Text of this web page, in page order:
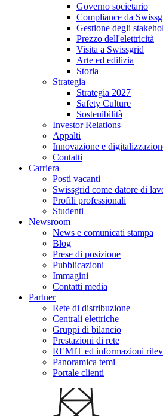
Governo societario
Compliance da
Gestione degli
Prezzo dell'elettricità
Visita a Swissgrid
Arte ed edilizia
Storia
Strategia
Strategia 2027
Safety Culture
Sostenibilità
Investor Relations
Appalti
Innovazione e
Contatti
Carriera
Posti vacanti
Swissgrid come datore di
Profili professionali
Studenti
Newsroom
News e comunicati stampa
Blog
Prese di posizione
Pubblicazioni
Immagini
Contatti media
Partner
Rete di distribuzione
Centrali elettriche
Gruppi di bilancio
Prestazioni di rete
REMIT ed informazioni
Panoramica temi
Portale clienti